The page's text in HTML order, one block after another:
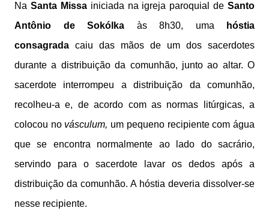
Na Santa Missainiciada na igreja paroquial de Santo
Antônio de Sokólka às 8h30, uma
hóstia
consagrada caiu das mãos de um dos sacerdotes
durante a distribuição da comunhão, junto ao altar. O
sacerdote interrompeu a distribuição da comunhão,
recolheu-a e, de acordo com as normas litúrgicas, a
colocou no vásculum, um pequeno recipiente com água
que se encontra normalmente ao lado do sacrário,
servindo para o sacerdote lavar os dedos após a
distribuição da comunhão. A hóstia deveria dissolver-se
nesse recipiente.